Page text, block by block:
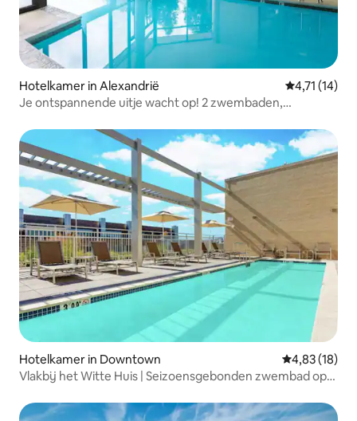
Hotelkamer in Alexandrië Gemiddelde
4,71 (14)
Je ontspannende uitje wacht op! 2 zwembaden,
Hotelkamer in Downtown Gemiddelde
4,83 (18)
Vlakbij het Witte Huis | Seizoensgebonden zwembad op